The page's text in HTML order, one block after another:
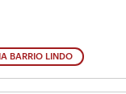
BARRIO LINDO